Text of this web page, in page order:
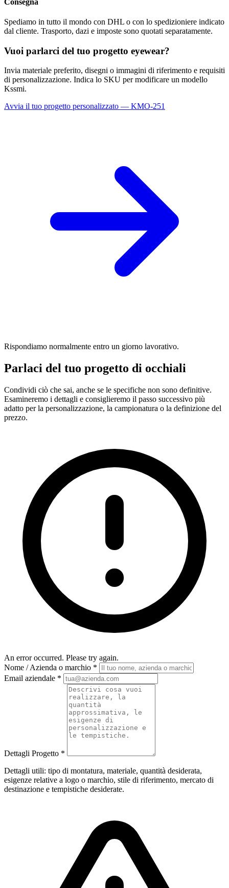
Spediamo in tutto il mondo con DHL o con lo spedizioniere indicato
dal cliente. Trasporto, dazi e imposte sono quotati separatamente.
Vuoi parlarci del tuo progetto eyewear?
Invia materiale preferito, disegni o immagini di riferimento e requisiti
di personalizzazione. Indica lo SKU per modificare un modello
Kssmi.
Avvia il tuo progetto personalizzato — KMO-251
Rispondiamo normalmente entro un giorno lavorativo.
Parlaci del tuo progetto di occhiali
Condividi ciò che sai, anche se le specifiche non sono definitive.
Esamineremo i dettagli e consiglieremo il passo successivo più
adatto per la personalizzazione, la campionatura o la definizione del
prezzo.
An error occurred. Please try again.
Nome / Azienda o marchio *
Email aziendale *
Dettagli Progetto *
Dettagli utili: tipo di montatura, materiale, quantità desiderata,
esigenze relative a logo o marchio, stile di riferimento, mercato di
destinazione e tempistiche desiderate.